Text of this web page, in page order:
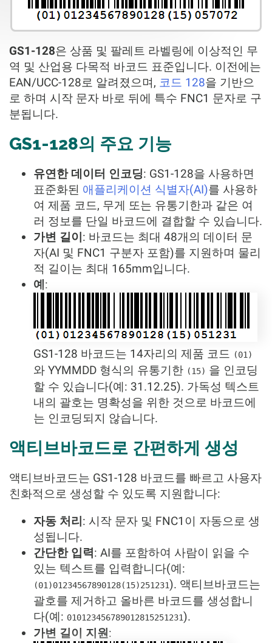
GS1-128은 상품 및 팔레트 라벨링에 이상적인 무
역 및 산업용 다목적 바코드 표준입니다. 이전에는
EAN/UCC-128로 알려졌으며, 코드 128을 기반으
로 하며 시작 문자 바로 뒤에 특수 FNC1 문자로 구
분됩니다.
GS1-128의 주요 기능
유연한 데이터 인코딩: GS1-128을 사용하면
표준화된 애플리케이션 식별자(AI)를 사용하
여 제품 코드, 무게 또는 유통기한과 같은 여
러 정보를 단일 바코드에 결합할 수 있습니다.
가변 길이 : 바코드는 최대 48개의 데이터 문
자(AI 및 FNC1 구분자 포함)를 지원하며 물리
적 길이는 최대 165mm입니다.
예:
GS1-128 바코드는 14자리의 제품 코드 (01)
와 YYMMDD 형식의 유통기한 (15) 을 인코딩
할 수 있습니다(예: 31.12.25). 가독성 텍스트
내의 괄호는 명확성을 위한 것으로 바코드에
는 인코딩되지 않습니다.
액티브바코드로 간편하게 생성
액티브바코드는 GS1-128 바코드를 빠르고 사용자
친화적으로 생성할 수 있도록 지원합니다:
자동 처리 : 시작 문자 및 FNC1이 자동으로 생
성됩니다.
간단한 입력 : AI를 포함하여 사람이 읽을 수
있는 텍스트를 입력합니다(예:
(01)01234567890128(15)251231). 액티브바코드는
괄호를 제거하고 올바른 바코드를 생성합니
다(예: 010123456789012815251231).
가변 길이 지원: